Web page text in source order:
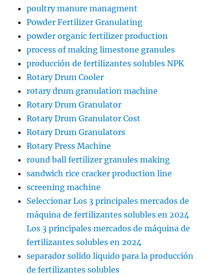
poultry manure managment
Powder Fertilizer Granulating
powder organic fertilizer production
process of making limestone granules
producción de fertilizantes solubles NPK
Rotary Drum Cooler
rotary drum granulation machine
Rotary Drum Granulator
Rotary Drum Granulator Cost
Rotary Drum Granulators
Rotary Press Machine
round ball fertilizer granules making
sandwich rice cracker production line
screening machine
Seleccionar Los 3 principales mercados de
máquina de fertilizantes solubles en 2024
Los 3 principales mercados de máquina de
fertilizantes solubles en 2024
separador solido liquido para la producción
de fertilizantes solubles